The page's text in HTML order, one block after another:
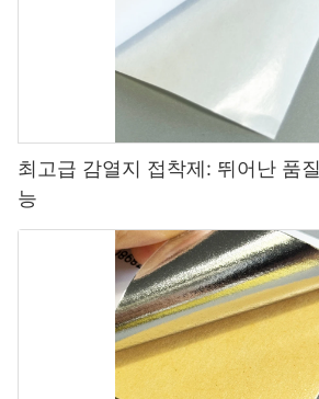
최고급 감열지 접착제: 뛰어난 품
능